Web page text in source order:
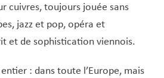
cuivres, toujours jouée sans
jazz et pop, opéra et
et de sophistication viennois.
: dans toute l’Europe, mais